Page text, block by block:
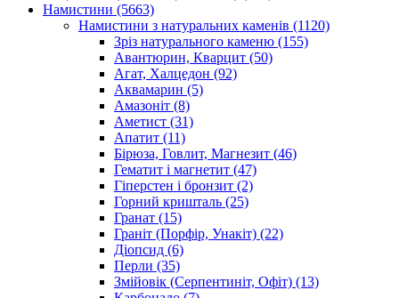
Намистини (5663)
Намистини з натуральних каменів (1120)
Зріз натурального каменю (155)
Авантюрин, Кварцит (50)
Агат, Халцедон (92)
Аквамарин (5)
Амазоніт (8)
Аметист (31)
Апатит (11)
Бірюза, Говлит, Магнезит (46)
Гематит і магнетит (47)
Гіперстен і бронзит (2)
Горний кришталь (25)
Гранат (15)
Граніт (Порфір, Унакіт) (22)
Діопсид (6)
Перли (35)
Змійовік (Серпентиніт, Офіт) (13)